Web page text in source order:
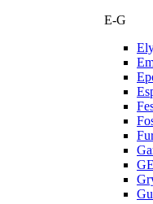
E-G